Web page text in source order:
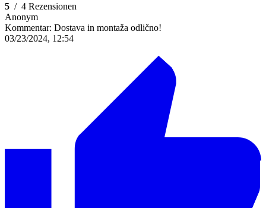
5 / 4 Rezensionen
Anonym
Kommentar: Dostava in montaža odlično!
03/23/2024, 12:54